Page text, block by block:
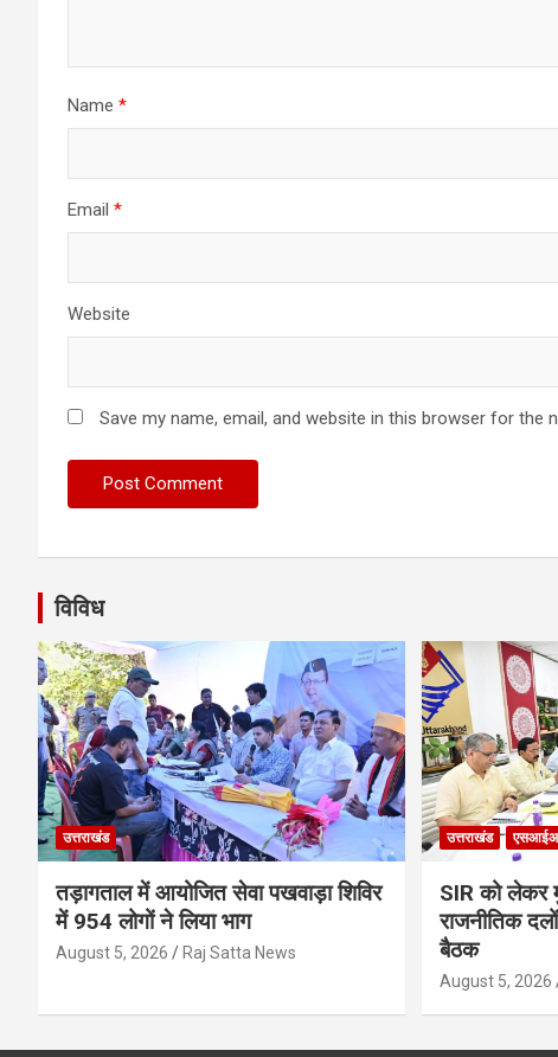
Name *
Email *
Website
Save my name, email, and website in this browser for the
विविध
उत्तराखंड
तड़ागताल में आयोजित सेवा पखवाड़ा शिविर
में 954 लोगों ने लिया भाग
August 5, 2026 Raj Satta News
उत्तराखंड
SIR को लेकर
राजनीतिक
बैठक
August 5, 2026